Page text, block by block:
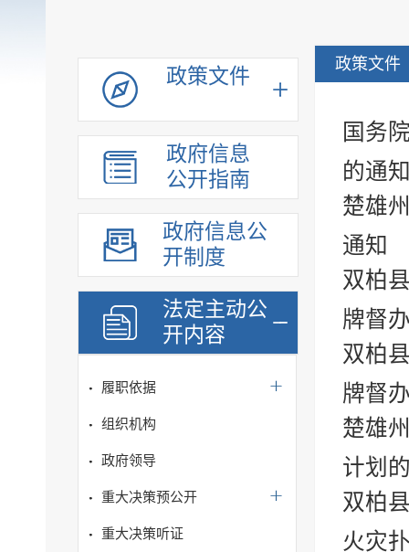
政策文件
政府信息
公开指南
政府信息公
开制度
法定主动公
开内容
履职依据
组织机构
政府领导
重大决策预公开
重大决策听证
政策文件
国务
的通
楚雄
通知
双柏
牌督
双柏
牌督
楚雄
计划
双柏
火灾